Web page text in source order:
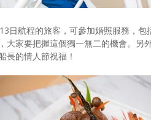
日航程的旅客，可參加婚照服務，包
家要把握這個獨一無二的機會。另
長的情人節祝福！